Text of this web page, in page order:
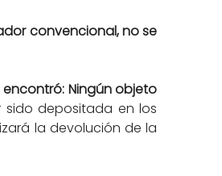
convencional, no se
Ningún objeto
depositada en los
la devolución de la